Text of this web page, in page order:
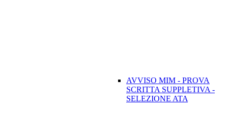
AVVISO MIM - PROVA
SCRITTA SUPPLETIVA -
SELEZIONE ATA